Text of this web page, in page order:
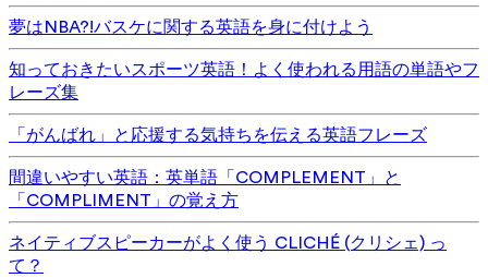
夢はNBA?!バスケに関する英語を身に付けよう
知っておきたいスポーツ英語！よく使われる用語の単語やフ
レーズ集
「がんばれ」と応援する気持ちを伝える英語フレーズ
間違いやすい英語：英単語「COMPLEMENT」と
「COMPLIMENT」の覚え方
ネイティブスピーカーがよく使う CLICHÉ (クリシェ) っ
て？